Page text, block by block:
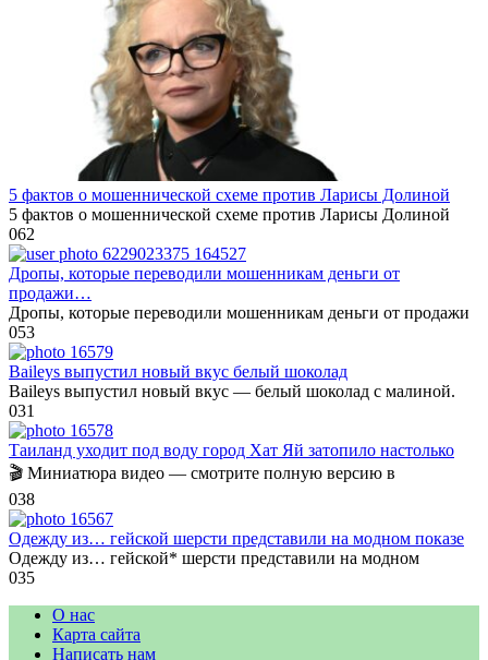
5 фактов о мошеннической схеме против Ларисы Долиной
5 фактов о мошеннической схеме против Ларисы Долиной
062
Дропы, которые переводили мошенникам деньги от
продажи…
Дропы, которые переводили мошенникам деньги от продажи
053
Baileys выпустил новый вкус белый шоколад
Baileys выпустил новый вкус — белый шоколад с малиной.
031
Таиланд уходит под воду город Хат Яй затопило настолько
🎬 Миниатюра видео — смотрите полную версию в
038
Одежду из… гейской шерсти представили на модном показе
Одежду из… гейской* шерсти представили на модном
035
О нас
Карта сайта
Написать нам